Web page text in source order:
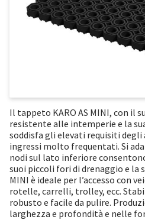
Il tappeto KARO AS MINI, con il
resistente alle intemperie e la
soddisfa gli elevati requisiti
ingressi molto frequentati. Si
nodi sul lato inferiore
suoi piccoli fori di drenaggio e la
MINI è ideale per l’accesso con
rotelle, carrelli, trolley, ecc.
robusto e facile da pulire.
larghezza e profondità e nelle